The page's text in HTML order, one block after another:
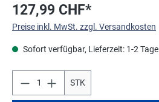
127,99 CHF*
Preise inkl. MwSt. zzgl. Versandkosten
Sofort verfügbar, Lieferzeit: 1-2 Tage
STK